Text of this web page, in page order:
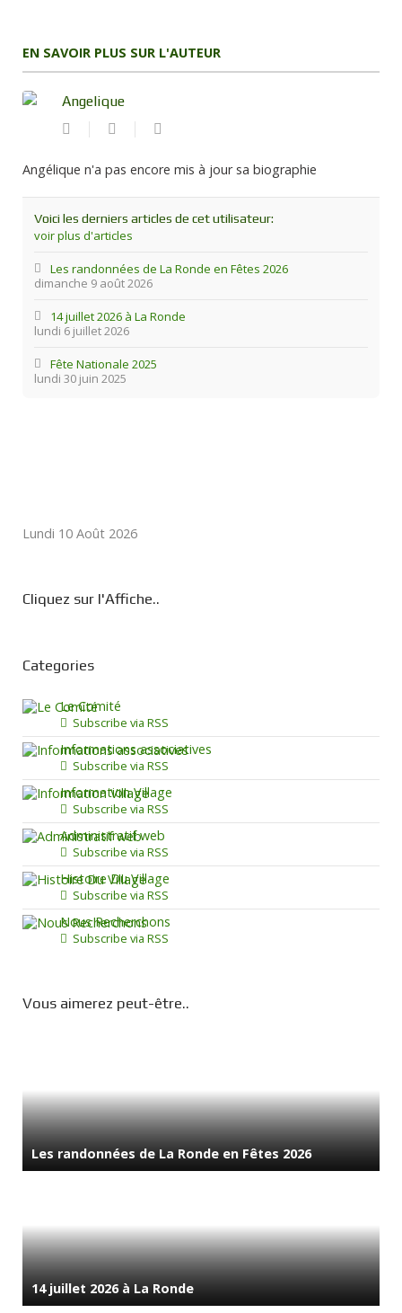
EN SAVOIR PLUS SUR L'AUTEUR
Angelique
Angélique n'a pas encore mis à jour sa biographie
Voici les derniers articles de cet utilisateur:
voir plus d'articles
dimanche 9 août 2026
Les randonnées de La Ronde en Fêtes 2026
lundi 6 juillet 2026
14 juillet 2026 à La Ronde
lundi 30 juin 2025
Fête Nationale 2025
Lundi 10 Août 2026
Cliquez sur l'Affiche..
Categories
Le Comité
Subscribe via RSS
Informations associatives
Subscribe via RSS
Information Village
Subscribe via RSS
Administratif web
Subscribe via RSS
Histoire Du Village
Subscribe via RSS
Nous Recherchons
Subscribe via RSS
Vous aimerez peut-être..
Les randonnées de La Ronde en Fêtes 2026
14 juillet 2026 à La Ronde